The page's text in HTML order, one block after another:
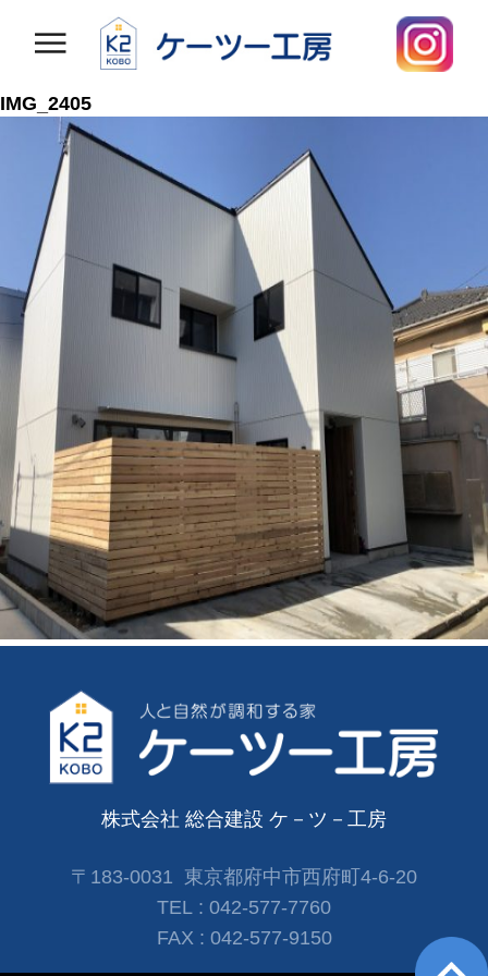
IMG_2405
株式会社 総合建設 ケ－ツ－工房
〒183-0031 東京都府中市西府町4-6-20
TEL : 042-577-7760
FAX : 042-577-9150